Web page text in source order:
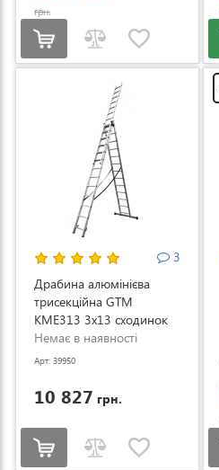
грн.
3
Драбина алюмінієва
трисекційна GTM
KME313 3x13 сходинок
3.53-8.93м (KME313)
Немає в наявності
Арт: 39950
10 827 грн.